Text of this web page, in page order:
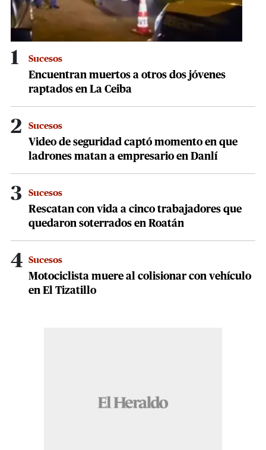
1 Sucesos
Encuentran muertos a otros dos jóvenes
raptados en La Ceiba
2 Sucesos
Video de seguridad captó momento en que
ladrones matan a empresario en Danlí
3 Sucesos
Rescatan con vida a cinco trabajadores que
quedaron soterrados en Roatán
4 Sucesos
Motociclista muere al colisionar con vehículo
en El Tizatillo